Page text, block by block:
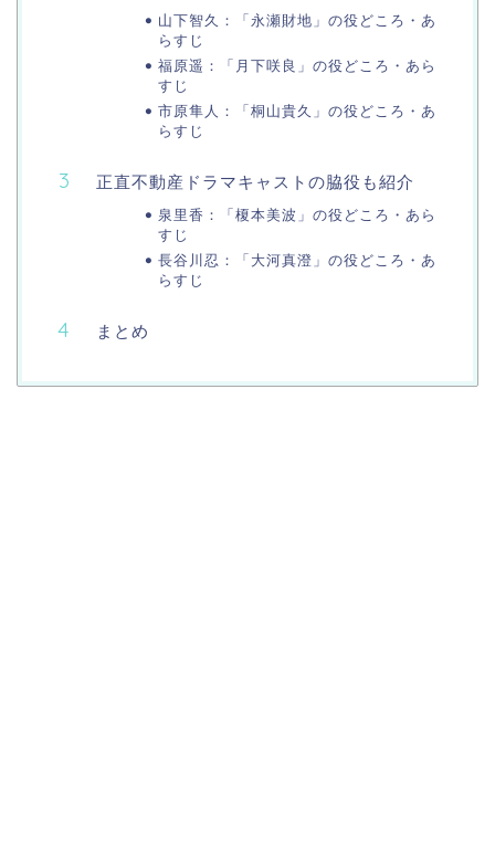
山下智久：「永瀬財地」の役どころ・あ
らすじ
福原遥：「月下咲良」の役どころ・あら
すじ
市原隼人：「桐山貴久」の役どころ・あ
らすじ
正直不動産ドラマキャストの脇役も紹介
泉里香：「榎本美波」の役どころ・あら
すじ
長谷川忍：「大河真澄」の役どころ・あ
らすじ
まとめ